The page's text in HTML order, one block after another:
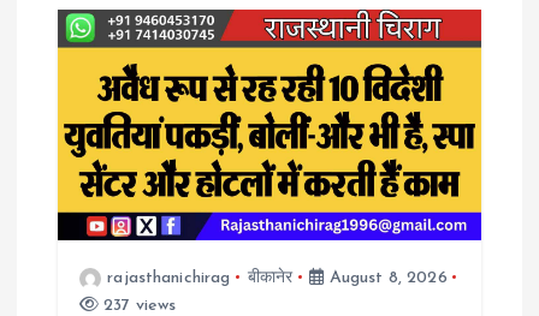
g
t
rajasthanichirag बीकानेर
August 8, 2026
237 views